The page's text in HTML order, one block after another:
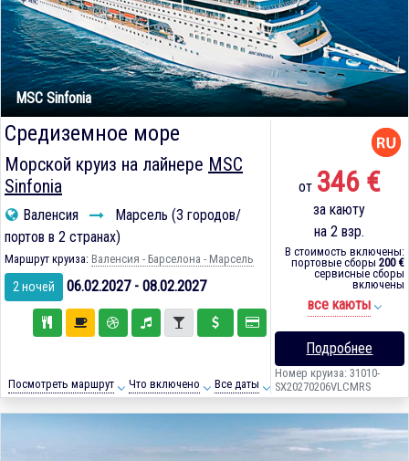
MSC Sinfonia
Средиземное море
Морской круиз на лайнере MSC
Sinfonia
Валенсия
Марсель (3 городов/
портов в 2 странах)
Маршрут круиза: Валенсия - Барселона - Марсель
2 ночей 06.02.2027 - 08.02.2027
Посмотреть маршрут Что включено Все даты
от 346 €
за каюту
на 2 взр.
В стоимость включены:
портовые сборы 200 €
сервисные сборы
включены
все каюты
Подробнее
Номер круиза: 31010-
SX20270206VLCMRS